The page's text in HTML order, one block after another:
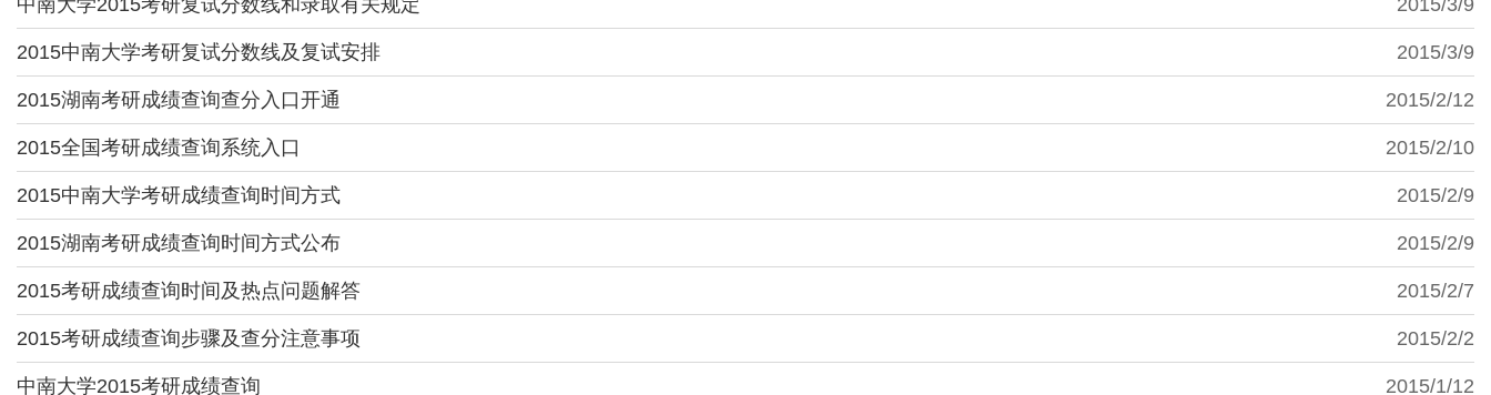
2015/3/9
中南大学2015考研复试分数线和录取有关规定
2015/3/9
2015中南大学考研复试分数线及复试安排
2015/2/12
2015湖南考研成绩查询查分入口开通
2015/2/10
2015全国考研成绩查询系统入口
2015/2/9
2015中南大学考研成绩查询时间方式
2015/2/9
2015湖南考研成绩查询时间方式公布
2015/2/7
2015考研成绩查询时间及热点问题解答
2015/2/2
2015考研成绩查询步骤及查分注意事项
2015/1/12
中南大学2015考研成绩查询